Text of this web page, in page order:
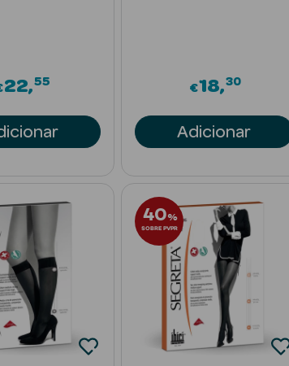
22 55 €18 30
Adicionar
40%
SOBRE PVPR